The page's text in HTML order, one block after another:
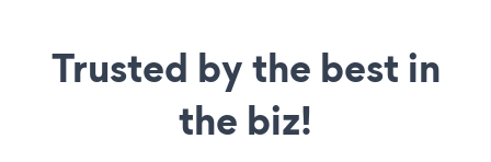
Trusted by the best in
the biz!